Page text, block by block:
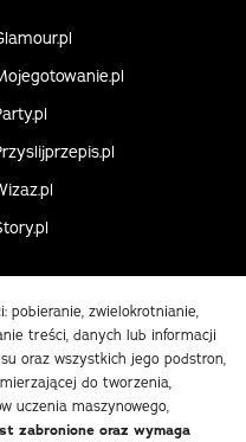
pobieranie, zwielokrotnianie,
treści, danych lub informacji
oraz wszystkich jego podstron,
do tworzenia,
uczenia maszynowego,
zabronione oraz wymaga